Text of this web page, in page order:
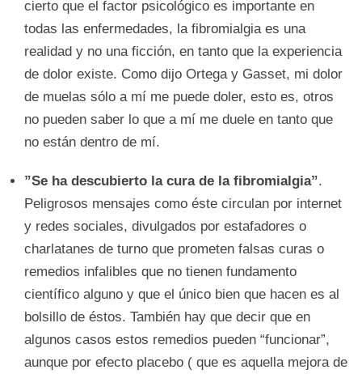
cierto que el factor psicológico es importante en
todas las enfermedades, la fibromialgia es una
realidad y no una ficción, en tanto que la experiencia
de dolor existe. Como dijo Ortega y Gasset, mi dolor
de muelas sólo a mí me puede doler, esto es, otros
no pueden saber lo que a mí me duele en tanto que
no están dentro de mí.
”Se ha descubierto la cura de la fibromialgia”.
Peligrosos mensajes como éste circulan por internet
y redes sociales, divulgados por estafadores o
charlatanes de turno que prometen falsas curas o
remedios infalibles que no tienen fundamento
científico alguno y que el único bien que hacen es al
bolsillo de éstos. También hay que decir que en
algunos casos estos remedios pueden “funcionar”,
aunque por efecto placebo ( que es aquella mejora de